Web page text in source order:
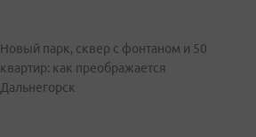
Новый парк, сквер с фонтаном и 50
квартир: как преображается
Дальнегорск